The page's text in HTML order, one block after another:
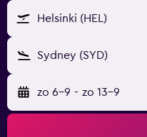
Helsinki (HEL)
Sydney (SYD)
zo 6-9 - zo 13-9